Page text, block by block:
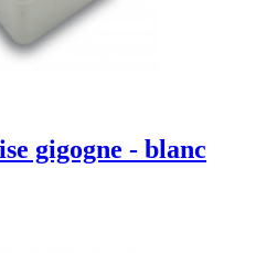
gigogne - blanc